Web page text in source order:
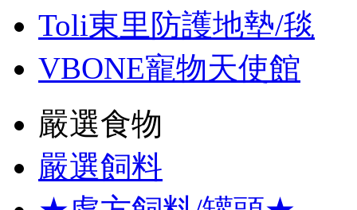
Toli東里防護地墊/毯
VBONE寵物天使館
嚴選食物
嚴選飼料